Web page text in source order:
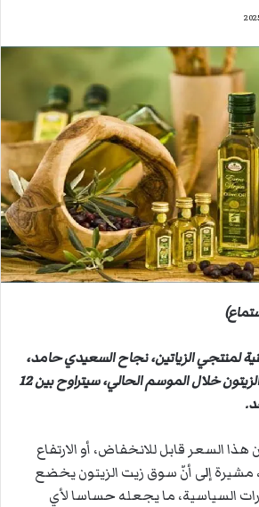
لمنتجي الزياتين، نجاح السعيدي حامد،
إن السعر المبدئي لزيت الزيتون خلال الموسم الحالي، سيتراوح بين 12
السعر قابل للانخفاض، أو الارتفاع
مشيرة إلى أنّ سوق زيت الزيتون يخضع
السياسية، ما يجعله حساسا لأي